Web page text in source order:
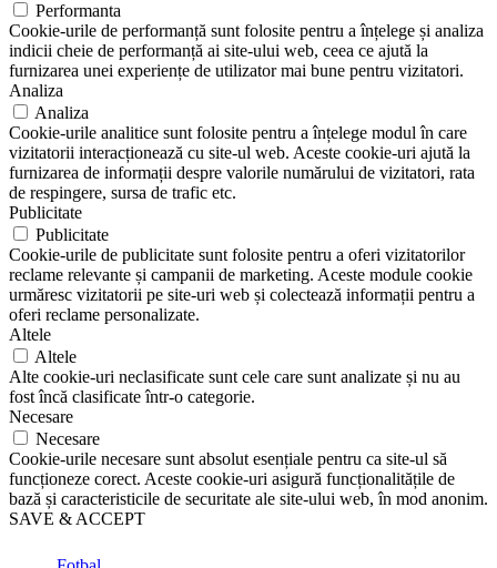
Performanta
Cookie-urile de performanță sunt folosite pentru a înțelege și analiza
indicii cheie de performanță ai site-ului web, ceea ce ajută la
furnizarea unei experiențe de utilizator mai bune pentru vizitatori.
Analiza
Analiza
Cookie-urile analitice sunt folosite pentru a înțelege modul în care
vizitatorii interacționează cu site-ul web. Aceste cookie-uri ajută la
furnizarea de informații despre valorile numărului de vizitatori, rata
de respingere, sursa de trafic etc.
Publicitate
Publicitate
Cookie-urile de publicitate sunt folosite pentru a oferi vizitatorilor
reclame relevante și campanii de marketing. Aceste module cookie
urmăresc vizitatorii pe site-uri web și colectează informații pentru a
oferi reclame personalizate.
Altele
Altele
Alte cookie-uri neclasificate sunt cele care sunt analizate și nu au
fost încă clasificate într-o categorie.
Necesare
Necesare
Cookie-urile necesare sunt absolut esențiale pentru ca site-ul să
funcționeze corect. Aceste cookie-uri asigură funcționalitățile de
bază și caracteristicile de securitate ale site-ului web, în mod anonim.
SAVE & ACCEPT